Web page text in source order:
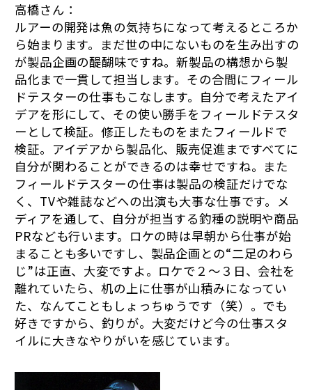
高橋さん：
ルアーの開発は魚の気持ちになって考えるところか
ら始まります。まだ世の中にないものを生み出すの
が製品企画の醍醐味ですね。新製品の構想から製
品化まで一貫して担当します。その合間にフィール
ドテスターの仕事もこなします。自分で考えたアイ
デアを形にして、その使い勝手をフィールドテスタ
ーとして検証。修正したものをまたフィールドで
検証。アイデアから製品化、販売促進まですべてに
自分が関わることができるのは幸せですね。また
フィールドテスターの仕事は製品の検証だけでな
く、TVや雑誌などへの出演も大事な仕事です。メ
ディアを通して、自分が担当する釣種の説明や商品
PRなども行います。ロケの時は早朝から仕事が始
まることも多いですし、製品企画との“二足のわら
じ”は正直、大変ですよ。ロケで２〜３日、会社を
離れていたら、机の上に仕事が山積みになってい
た、なんてこともしょっちゅうです（笑）。でも
好きですから、釣りが。大変だけど今の仕事スタ
イルに大きなやりがいを感じています。